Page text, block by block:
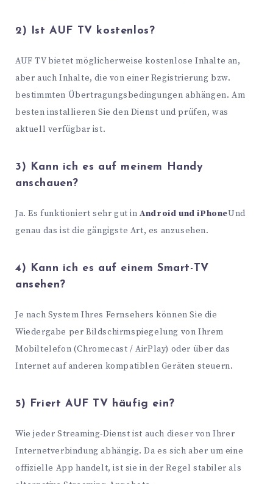
2) Ist AUF TV kostenlos?
AUF TV bietet möglicherweise kostenlose Inhalte an,
aber auch Inhalte, die von einer Registrierung bzw.
bestimmten Übertragungsbedingungen abhängen. Am
besten installieren Sie den Dienst und prüfen, was
aktuell verfügbar ist.
3) Kann ich es auf meinem Handy
anschauen?
Ja. Es funktioniert sehr gut inAndroid und iPhoneUnd
genau das ist die gängigste Art, es anzusehen.
4) Kann ich es auf einem Smart-TV
ansehen?
Je nach System Ihres Fernsehers können Sie die
Wiedergabe per Bildschirmspiegelung von Ihrem
Mobiltelefon (Chromecast / AirPlay) oder über das
Internet auf anderen kompatiblen Geräten steuern.
5) Friert AUF TV häufig ein?
Wie jeder Streaming-Dienst ist auch dieser von Ihrer
Internetverbindung abhängig. Da es sich aber um eine
offizielle App handelt, ist sie in der Regel stabiler als